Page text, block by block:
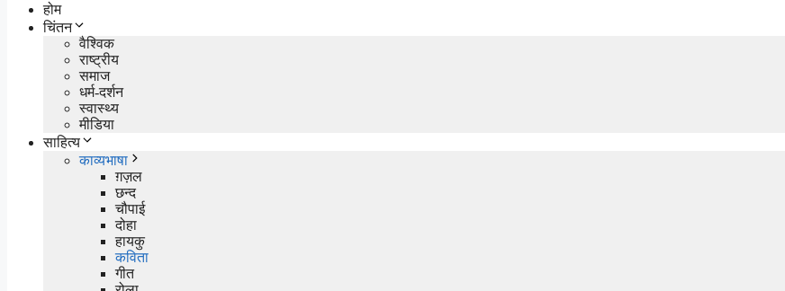
होम
चिंतन
वैश्विक
राष्ट्रीय
समाज
धर्म-दर्शन
स्वास्थ्य
मीडिया
साहित्य
काव्यभाषा
ग़ज़ल
छन्द
चौपाई
दोहा
हायकु
कविता
गीत